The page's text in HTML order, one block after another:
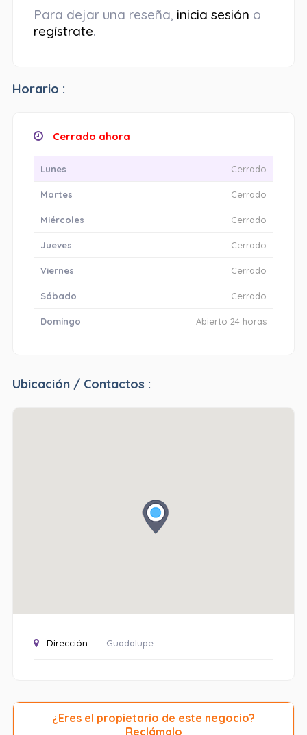
Para dejar una reseña, inicia sesión o
regístrate.
Horario :
Cerrado ahora
Lunes Cerrado
Martes Cerrado
Miércoles Cerrado
Jueves Cerrado
Viernes Cerrado
Sábado Cerrado
Domingo Abierto 24 horas
Ubicación / Contactos :
Dirección : Guadalupe
¿Eres el propietario de este negocio?
Reclámalo